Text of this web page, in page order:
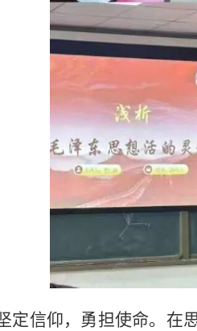
定信仰，勇担使命。在